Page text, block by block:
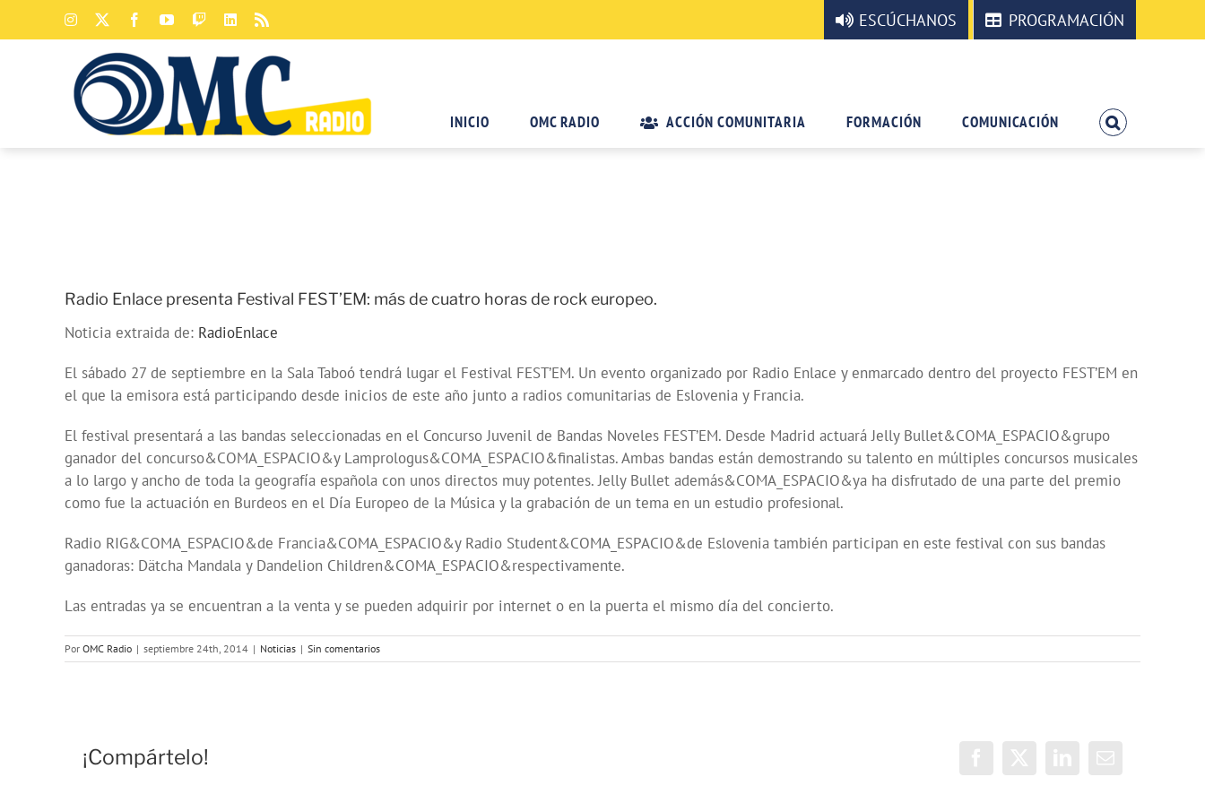
Instagram FacebookYouTube
TwitchLinkedIn ESCÚCHANOS PROGRAMACIÓN
INICIO OMC RADIO ACCIÓN COMUNITARIA FORMACIÓN COMUNICACIÓN
Radio Enlace presenta Festival FEST’EM: más de cuatro horas de rock europeo.
Noticia extraida de: RadioEnlace
El sábado 27 de septiembre en la Sala Taboó tendrá lugar el Festival FEST’EM. Un evento organizado por Radio Enlace y enmarcado dentro del proyecto FEST’EM en
el que la emisora está participando desde inicios de este año junto a radios comunitarias de Eslovenia y Francia.
El festival presentará a las bandas seleccionadas en el Concurso Juvenil de Bandas Noveles FEST’EM. Desde Madrid actuará Jelly Bullet&COMA_ESPACIO&grupo
ganador del concurso&COMA_ESPACIO&y Lamprologus&COMA_ESPACIO&finalistas. Ambas bandas están demostrando su talento en múltiples concursos musicales
a lo largo y ancho de toda la geografía española con unos directos muy potentes. Jelly Bullet además&COMA_ESPACIO&ya ha disfrutado de una parte del premio
como fue la actuación en Burdeos en el Día Europeo de la Música y la grabación de un tema en un estudio profesional.
Radio RIG&COMA_ESPACIO&de Francia&COMA_ESPACIO&y Radio Student&COMA_ESPACIO&de Eslovenia también participan en este festival con sus bandas
ganadoras: Dätcha Mandala y Dandelion Children&COMA_ESPACIO&respectivamente.
Las entradas ya se encuentran a la venta y se pueden adquirir por internet o en la puerta el mismo día del concierto.
Por OMC Radio | septiembre 24th, 2014 | Noticias | Sin comentarios
¡Compártelo!